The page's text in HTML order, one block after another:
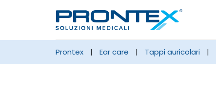
prontex | ear care | tappi auricolari |